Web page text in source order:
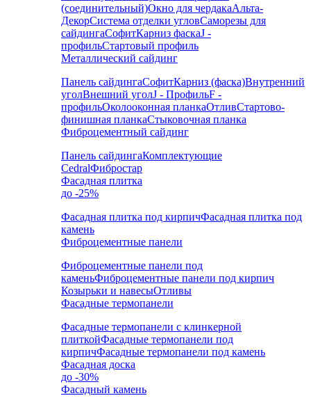
(соединительный)Окно для чердакаАльта-
ДекорСистема отделки угловСаморезы для
сайдингаСофитКарниз фаскаJ -
профильСтартовый профиль
Металлический сайдинг
Панель сайдингаСофитКарниз (фаска)Внутренний
уголВнешний уголJ - ПрофильF -
профильОколооконная планкаОтливСтартово-
финишная планкаСтыковочная планка
Фиброцементный сайдинг
Панель сайдингаКомплектующие
CedralФибростар
Фасадная плитка
до -25%
Фасадная плитка под кирпичФасадная плитка под
камень
Фиброцементные панели
Фиброцементные панели под
каменьФиброцементные панели под кирпич
Козырьки и навесыОтливы
Фасадные термопанели
Фасадные термопанели с клинкерной
плиткойФасадные термопанели под
кирпичФасадные термопанели под камень
Фасадная доска
до -30%
Фасадный камень